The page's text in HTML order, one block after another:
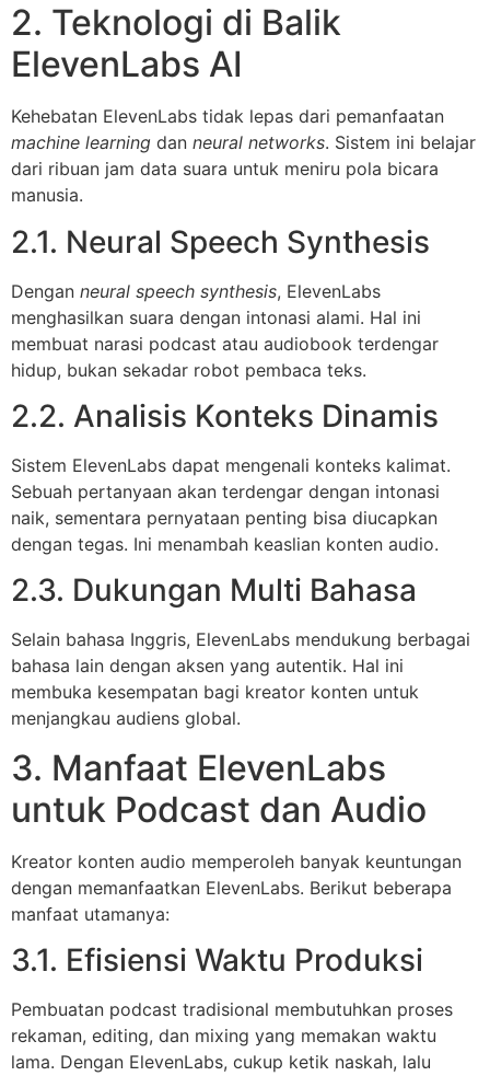
2. Teknologi di Balik
ElevenLabs AI
Kehebatan ElevenLabs tidak lepas dari pemanfaatan
machine learning dan neural networks. Sistem ini belajar
dari ribuan jam data suara untuk meniru pola bicara
manusia.
2.1. Neural Speech Synthesis
Dengan neural speech synthesis, ElevenLabs
menghasilkan suara dengan intonasi alami. Hal ini
membuat narasi podcast atau audiobook terdengar
hidup, bukan sekadar robot pembaca teks.
2.2. Analisis Konteks Dinamis
Sistem ElevenLabs dapat mengenali konteks kalimat.
Sebuah pertanyaan akan terdengar dengan intonasi
naik, sementara pernyataan penting bisa diucapkan
dengan tegas. Ini menambah keaslian konten audio.
2.3. Dukungan Multi Bahasa
Selain bahasa Inggris, ElevenLabs mendukung berbagai
bahasa lain dengan aksen yang autentik. Hal ini
membuka kesempatan bagi kreator konten untuk
menjangkau audiens global.
3. Manfaat ElevenLabs
untuk Podcast dan Audio
Kreator konten audio memperoleh banyak keuntungan
dengan memanfaatkan ElevenLabs. Berikut beberapa
manfaat utamanya:
3.1. Efisiensi Waktu Produksi
Pembuatan podcast tradisional membutuhkan proses
rekaman, editing, dan mixing yang memakan waktu
lama. Dengan ElevenLabs, cukup ketik naskah, lalu